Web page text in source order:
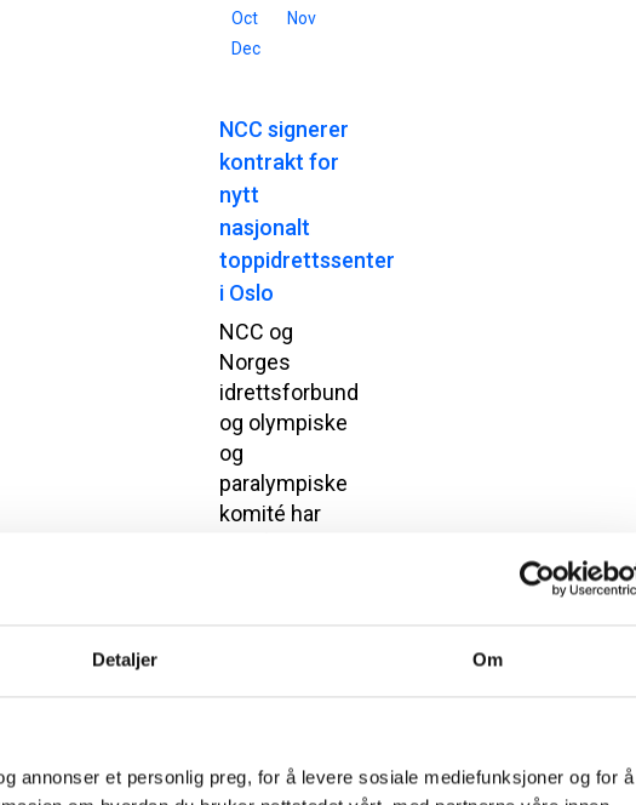
Detaljer Om
annonser et personlig preg, for å levere sosiale mediefunksjoner og for å
Oct
Nov
Dec
NCC signerer
kontrakt for
nytt
nasjonalt
toppidrettssenter
i Oslo
NCC og
Norges
idrettsforbund
og olympiske
og
paralympiske
komité har
på
Kontrakten